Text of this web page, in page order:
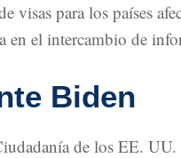
visas para los países
en el intercambio de
Biden
de los EE.